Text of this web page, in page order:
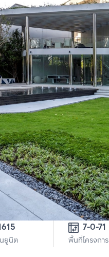
ยูนิต
7-0-71
พื้นที่โครงการ